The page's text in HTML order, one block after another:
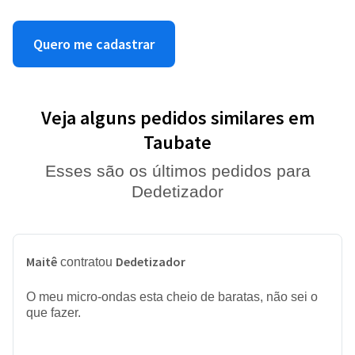
Quero me cadastrar
Veja alguns pedidos similares em
Taubate
Esses são os últimos pedidos para
Dedetizador
Maitê contratou Dedetizador
O meu micro-ondas esta cheio de baratas, não sei o
que fazer.